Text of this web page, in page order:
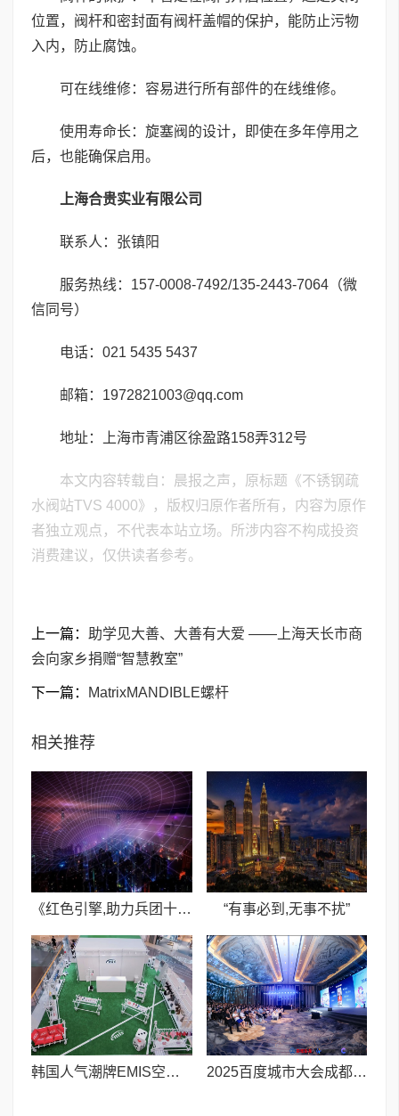
位置，阀杆和密封面有阀杆盖帽的保护，能防止污物
入内，防止腐蚀。
可在线维修：容易进行所有部件的在线维修。
使用寿命长：旋塞阀的设计，即使在多年停用之
后，也能确保启用。
上海合贵实业有限公司
联系人：张镇阳
服务热线：157-0008-7492/135-2443-7064（微
信同号）
电话：021 5435 5437
邮箱：1972821003@qq.com
地址：上海市青浦区徐盈路158弄312号
本文内容转载自：晨报之声，原标题《不锈钢疏
水阀站TVS 4000》，版权归原作者所有，内容为原作
者独立观点，不代表本站立场。所涉内容不构成投资
消费建议，仅供读者参考。
上一篇： 助学见大善、大善有大爱 ——上海天长市商
会向家乡捐赠“智慧教室”
下一篇： MatrixMANDIBLE螺杆
相关推荐
《红色引擎,助力兵团十一师建筑企业腾飞》 “有事必到,无事不扰”
韩国人气潮牌EMIS空降成都,限时快闪打造夏日潮流地标 2025百度城市大会成都站圆满落幕 AI赋能中小企业,流量变留量的破局之道